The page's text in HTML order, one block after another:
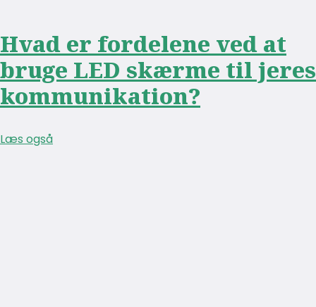
Hvad er fordelene ved at
bruge LED skærme til jeres
kommunikation?
Læs også